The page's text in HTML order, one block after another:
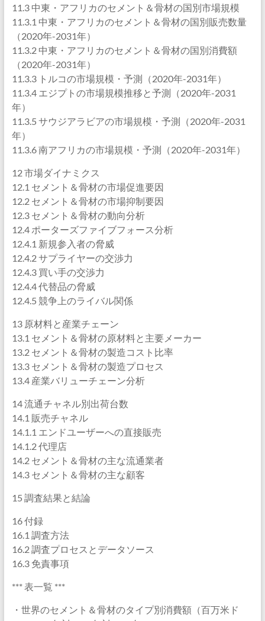
11.3 中東・アフリカのセメント＆骨材の国別市場規模
11.3.1 中東・アフリカのセメント＆骨材の国別販売数量
（2020年-2031年）
11.3.2 中東・アフリカのセメント＆骨材の国別消費額
（2020年-2031年）
11.3.3 トルコの市場規模・予測（2020年-2031年）
11.3.4 エジプトの市場規模推移と予測（2020年-2031
年）
11.3.5 サウジアラビアの市場規模・予測（2020年-2031
年）
11.3.6 南アフリカの市場規模・予測（2020年-2031年）
12 市場ダイナミクス
12.1 セメント＆骨材の市場促進要因
12.2 セメント＆骨材の市場抑制要因
12.3 セメント＆骨材の動向分析
12.4 ポーターズファイブフォース分析
12.4.1 新規参入者の脅威
12.4.2 サプライヤーの交渉力
12.4.3 買い手の交渉力
12.4.4 代替品の脅威
12.4.5 競争上のライバル関係
13 原材料と産業チェーン
13.1 セメント＆骨材の原材料と主要メーカー
13.2 セメント＆骨材の製造コスト比率
13.3 セメント＆骨材の製造プロセス
13.4 産業バリューチェーン分析
14 流通チャネル別出荷台数
14.1 販売チャネル
14.1.1 エンドユーザーへの直接販売
14.1.2 代理店
14.2 セメント＆骨材の主な流通業者
14.3 セメント＆骨材の主な顧客
15 調査結果と結論
16 付録
16.1 調査方法
16.2 調査プロセスとデータソース
16.3 免責事項
*** 表一覧 ***
・世界のセメント＆骨材のタイプ別消費額（百万米ド